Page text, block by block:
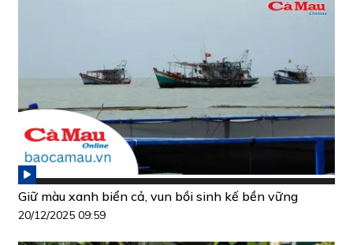
Giữ màu xanh biển cả, vun bồi sinh kế bền vững
20/12/2025 09:59